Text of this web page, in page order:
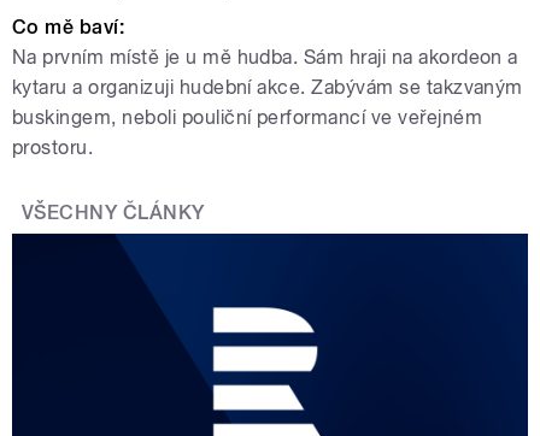
Co mě baví:
Na prvním místě je u mě hudba. Sám hraji na akordeon a
kytaru a organizuji hudební akce. Zabývám se takzvaným
buskingem, neboli pouliční performancí ve veřejném
prostoru.
VŠECHNY ČLÁNKY